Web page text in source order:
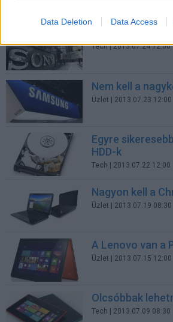
Data Deletion Data Access
Tech| 2013.07.24 12:00
Nem kell a
Üzlet | 2013.07.23 12:00
Egyre
HDD-k
Tech | 2013.07.22 12:00
Nagyon kell a
Üzlet | 2013.07.19 08:30
A Lenovo van a
Üzlet | 2013.07.15 12:00
Olcsóbbak
Tech | 2013.07.09 08:30